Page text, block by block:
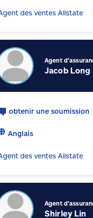
des ventes Allstate
Agent
Jacob Long
obtenir une soumission
Anglais
des ventes Allstate
Agent
Shirley Lin